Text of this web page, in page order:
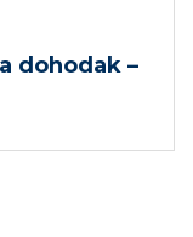
dohodak –